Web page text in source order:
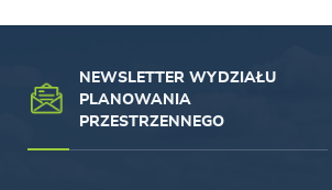
NEWSLETTER WYDZIAŁU
PLANOWANIA
PRZESTRZENNEGO